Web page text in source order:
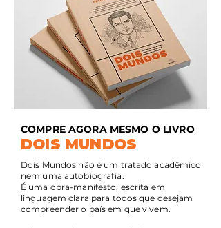
COMPRE AGORA MESMO O LIVRO
DOIS MUNDOS
Dois Mundos não é um tratado acadêmico
nem uma autobiografia.
É uma obra-manifesto, escrita em
linguagem clara para todos que desejam
compreender o país em que vivem.